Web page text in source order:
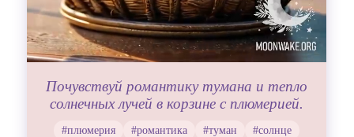
Почувствуй романтику тумана и тепло
солнечных лучей в корзине с плюмерией.
#плюмерия #романтика #туман
#солнце